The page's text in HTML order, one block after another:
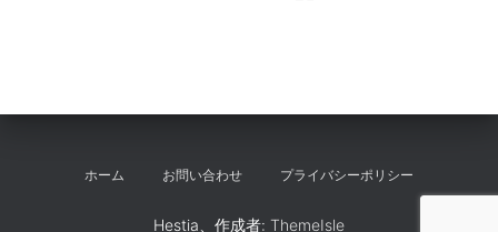
ホーム お問い合わせ プライバシーポリシー
Hestia、作成者: ThemeIsle